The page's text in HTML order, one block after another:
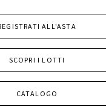
ALL'ASTA
SCOPRI I LOTTI
CATALOGO